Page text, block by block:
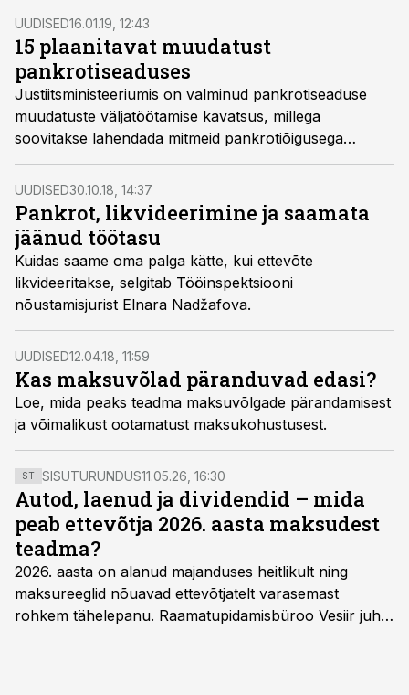
maksusummadelt arvestatud intress kokku 1 700 773
eurot 22 senti.
UUDISED16.01.19, 12:43
15 plaanitavat muudatust
pankrotiseaduses
Justiitsministeeriumis on valminud pankrotiseaduse
muudatuste väljatöötamise kavatsus, millega
soovitakse lahendada mitmeid pankrotiõigusega
seonduvaid probleeme. Näiteks plaanitakse luua
maksejõuetusinstituut, täpsustada pankrotiavalduse
esitamise aega, tagada kohtunike suurem
spetsialiseerumine maksejõuetuse asjadele ning
laiendada pankrotiavalduse esitamise kohustust
osanikele ja nõukogu liikmetele.
UUDISED30.10.18, 14:37
Pankrot, likvideerimine ja saamata
jäänud töötasu
Kuidas saame oma palga kätte, kui ettevõte
likvideeritakse, selgitab Tööinspektsiooni
nõustamisjurist Elnara Nadžafova.
UUDISED12.04.18, 11:59
Kas maksuvõlad päranduvad edasi?
Loe, mida peaks teadma maksuvõlgade pärandamisest
ja võimalikust ootamatust maksukohustusest.
ST SISUTURUNDUS11.05.26, 16:30
Autod, laenud ja dividendid – mida
peab ettevõtja 2026. aasta maksudest
teadma?
2026. aasta on alanud majanduses heitlikult ning
maksureeglid nõuavad ettevõtjatelt varasemast
rohkem tähelepanu. Raamatupidamisbüroo Vesiir juht